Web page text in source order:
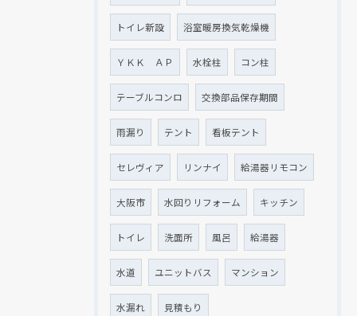
トイレ新設 浴室暖房換気乾燥機
ＹＫＫ ＡＰ 水栓柱 コン柱
テーブルコンロ 交換部品保存期間
雨漏り テント 看板テント
セレヴィア リンナイ 給湯器リモコン
大阪市 水回りリフォーム キッチン
トイレ 洗面所 風呂 給湯器
水道 ユニットバス マンション
水漏れ 見積もり